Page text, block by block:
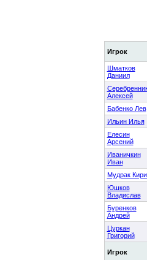
Игрок
Игрок
Шматков
Даниил
Алексей
Бабенко Лев
Ильин Илья
Елесин
Арсений
Иваничкин
Иван
Мудрак
Юшков
Владислав
Буренков
Андрей
Цуркан
Григорий